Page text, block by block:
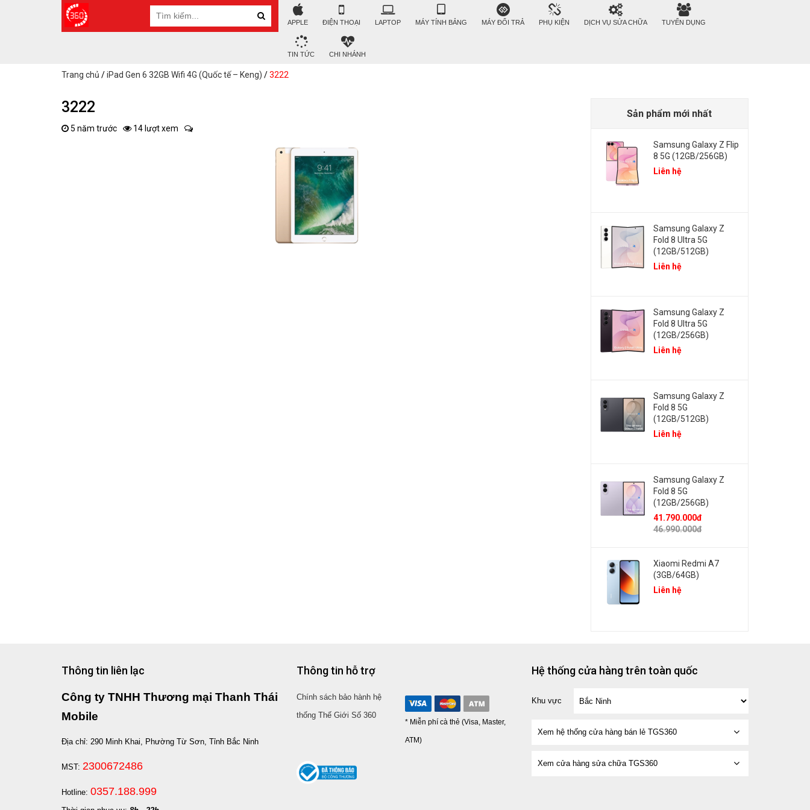
APPLE ĐIỆN THOẠI LAPTOP MÁY TÍNH BẢNG MÁY ĐỔI TRẢ PHỤ KIỆN DỊCH VỤ SỬA CHỮA TUYỂN DỤNG
TIN TỨC CHI NHÁNH
Trang chủ /iPad Gen 6 32GB Wifi 4G (Quốc tế – Keng) /3222
3222
5 năm trước 14 lượt xem
Sản phẩm mới nhất
Samsung Galaxy Z Flip
8 5G (12GB/256GB)
Liên hệ
Samsung Galaxy Z
Fold 8 Ultra 5G
(12GB/512GB)
Liên hệ
Samsung Galaxy Z
Fold 8 Ultra 5G
(12GB/256GB)
Liên hệ
Samsung Galaxy Z
Fold 8 5G
(12GB/512GB)
Liên hệ
Samsung Galaxy Z
Fold 8 5G
(12GB/256GB)
41.790.000đ
46.990.000đ
Xiaomi Redmi A7
(3GB/64GB)
Liên hệ
Thông tin liên lạc
Công ty TNHH Thương mại Thanh Thái
Mobile
Địa chỉ: 290 Minh Khai, Phường Từ Sơn, Tỉnh Bắc Ninh
MST: 2300672486
Hotline: 0357.188.999
Thông tin hỗ trợ
Chính sách bảo hành hệ
thống Thế Giới Số 360
* Miễn phí cà thẻ (Visa, Master,
ATM)
Hệ thống cửa hàng trên toàn quốc
Khu vực
Xem hệ thống cửa hàng bán lẻ TGS360
Xem cửa hàng sửa chữa TGS360